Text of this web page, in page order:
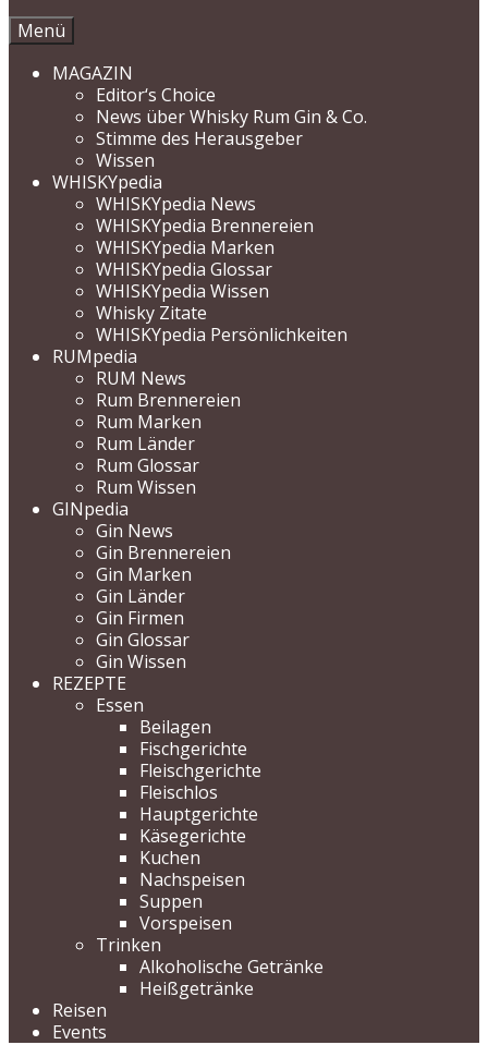
Menü
MAGAZIN
Editor‘s Choice
News über Whisky Rum Gin & Co.
Stimme des Herausgeber
Wissen
WHISKYpedia
WHISKYpedia News
WHISKYpedia Brennereien
WHISKYpedia Marken
WHISKYpedia Glossar
WHISKYpedia Wissen
Whisky Zitate
WHISKYpedia Persönlichkeiten
RUMpedia
RUM News
Rum Brennereien
Rum Marken
Rum Länder
Rum Glossar
Rum Wissen
GINpedia
Gin News
Gin Brennereien
Gin Marken
Gin Länder
Gin Firmen
Gin Glossar
Gin Wissen
REZEPTE
Essen
Beilagen
Fischgerichte
Fleischgerichte
Fleischlos
Hauptgerichte
Käsegerichte
Kuchen
Nachspeisen
Suppen
Vorspeisen
Trinken
Alkoholische Getränke
Heißgetränke
Reisen
Events